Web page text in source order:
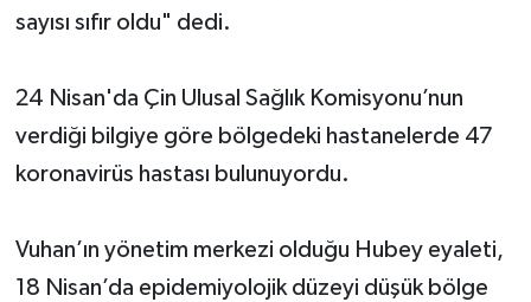
sayısı sıfır oldu" dedi.
24 Nisan'da Çin Ulusal Sağlık Komisyonu’nun
verdiği bilgiye göre bölgedeki hastanelerde 47
koronavirüs hastası bulunuyordu.
Vuhan’ın yönetim merkezi olduğu Hubey eyaleti,
18 Nisan’da epidemiyolojik düzeyi düşük bölge